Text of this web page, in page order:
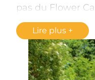
Lire plus
pas du Flower
Le Flower
dans « le
sept communes
: Beynac et